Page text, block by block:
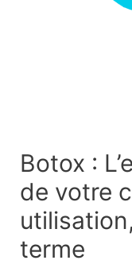
Botox :
de votre
terme